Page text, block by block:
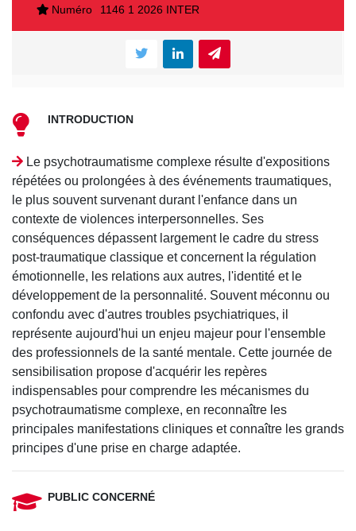
Numéro
1146 1 2026 INTER
INTRODUCTION
Le psychotraumatisme complexe résulte d'expositions
répétées ou prolongées à des événements traumatiques,
le plus souvent survenant durant l'enfance dans un
contexte de violences interpersonnelles. Ses
conséquences dépassent largement le cadre du stress
post-traumatique classique et concernent la régulation
émotionnelle, les relations aux autres, l'identité et le
développement de la personnalité. Souvent méconnu ou
confondu avec d'autres troubles psychiatriques, il
représente aujourd'hui un enjeu majeur pour l'ensemble
des professionnels de la santé mentale. Cette journée de
sensibilisation propose d'acquérir les repères
indispensables pour comprendre les mécanismes du
psychotraumatisme complexe, en reconnaître les
principales manifestations cliniques et connaître les grands
principes d'une prise en charge adaptée.
PUBLIC CONCERNÉ